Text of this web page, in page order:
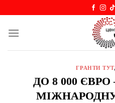
content
ГРАНТИ ТУТ
ДО 8 000